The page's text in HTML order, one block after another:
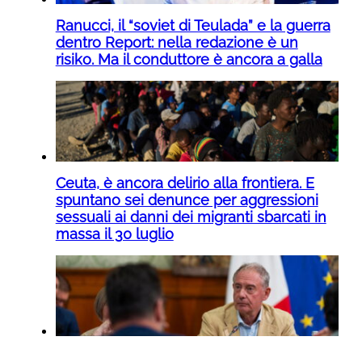
Ranucci, il “soviet di Teulada” e la guerra
dentro Report: nella redazione è un
risiko. Ma il conduttore è ancora a galla
Ceuta, è ancora delirio alla frontiera. E
spuntano sei denunce per aggressioni
sessuali ai danni dei migranti sbarcati in
massa il 30 luglio